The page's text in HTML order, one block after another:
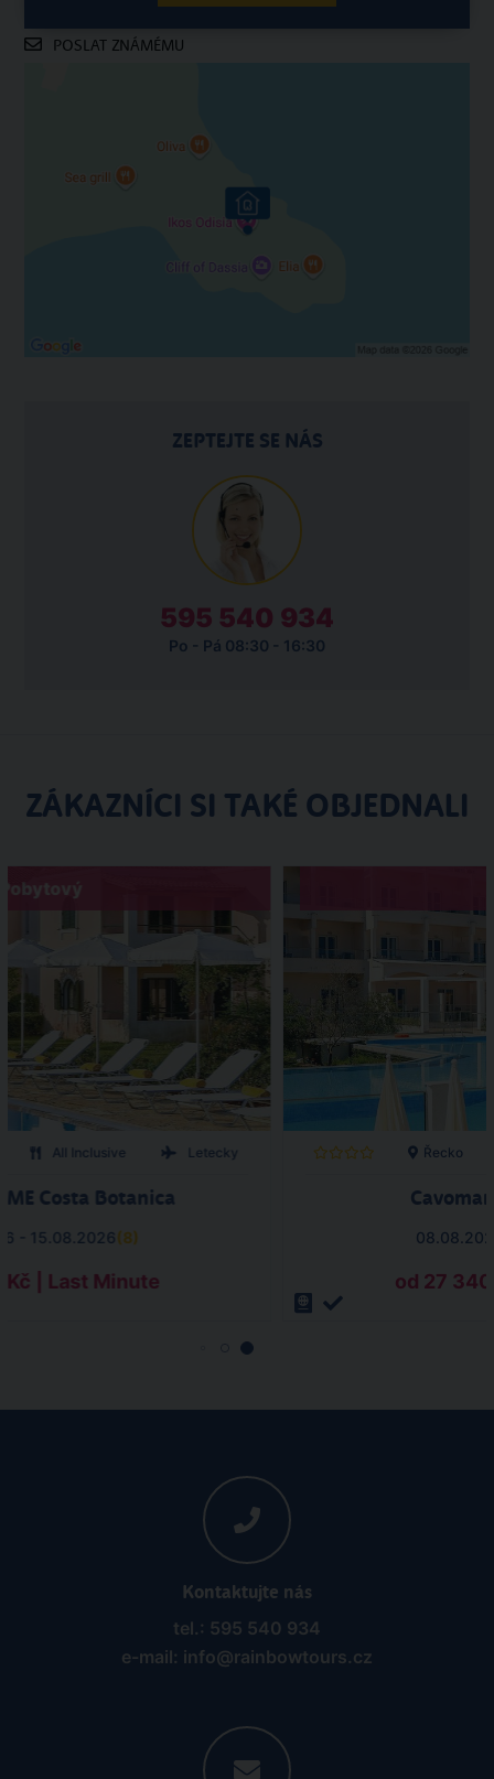
POSLAT ZNÁMÉMU
ZEPTEJTE SE NÁS
595 540 934
Po - Pá 08:30 - 16:30
ZÁKAZNÍCI SI TAKÉ OBJEDNALI
All Inclusive Letecky
ME Costa Botanica
- 15.08.2026(8)
| Last Minute
Řecko
od 27
Kontaktujte nás
tel.: 595 540 934
e-mail: info@rainbowtours.cz